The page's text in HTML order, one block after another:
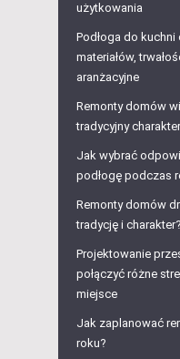
użytkowania
Podłoga do
materiałów,
aranżacyjne
Remonty domów
tradycyjny
Jak wybrać
podłogę podczas
Remonty domów
tradycję i charakter?
Projektowanie
połączyć różne
miejsce
Jak zaplanować
roku?